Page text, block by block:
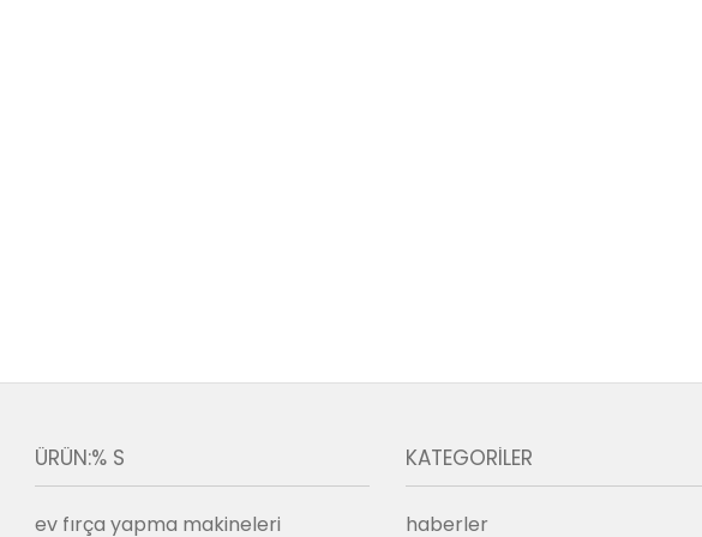
ÜRÜN:% S
ev fırça yapma makineleri
KATEGORILER
haberler